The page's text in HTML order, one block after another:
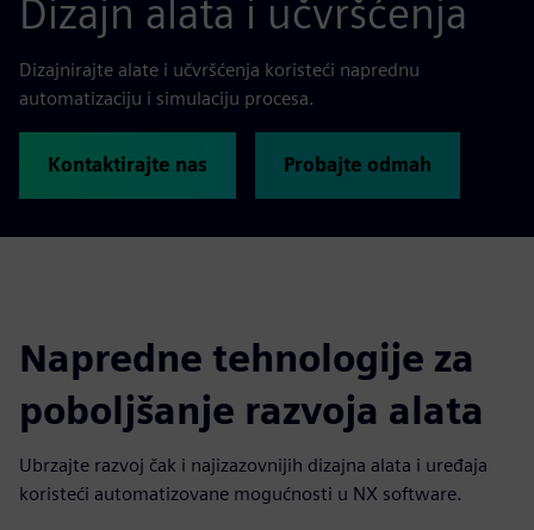
Dizajn alata i učvršćenja
Dizajnirajte alate i učvršćenja koristeći naprednu
automatizaciju i simulaciju procesa.
Kontaktirajte nas Probajte odmah
Napredne tehnologije za
poboljšanje razvoja alata
Ubrzajte razvoj čak i najizazovnijih dizajna alata i uređaja
koristeći automatizovane mogućnosti u NX software.